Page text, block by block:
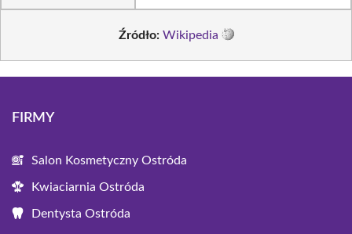
Źródło: Wikipedia
FIRMY
Salon Kosmetyczny Ostróda
Kwiaciarnia Ostróda
Dentysta Ostróda